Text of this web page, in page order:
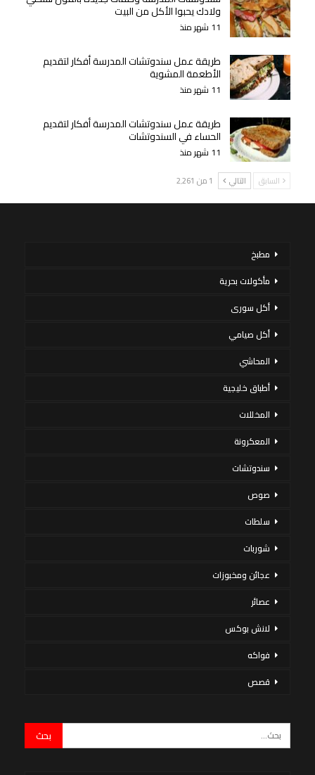
ولادك يحبوا الأكل من البيت
11 شهر منذ
طريقة عمل سندوتشات المدرسة أفكار لتقديم
الأطعمة المشوية
11 شهر منذ
طريقة عمل سندوتشات المدرسة أفكار لتقديم
الحساء في السندوتشات
11 شهر منذ
السابق التالي 1 من 2٬261
مطبخ
مأكولات بحرية
أكل سورى
أكل صيامي
المحاشي
أطباق خليجية
المخللات
المعكرونة
سندوتشات
صوص
سلطات
شوربات
عجائن ومخبوزات
عصائر
لانش بوكس
فواكه
قصص